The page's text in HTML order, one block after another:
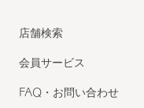
店舗検索
会員サービス
FAQ・お問い合わせ